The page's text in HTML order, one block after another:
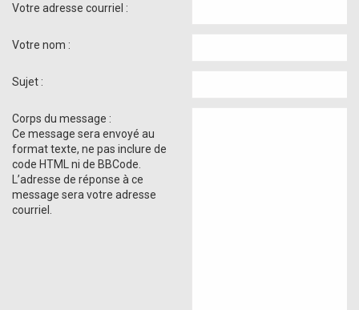
Votre adresse courriel :
Votre nom :
Sujet :
Corps du message :
Ce message sera envoyé au
format texte, ne pas inclure de
code HTML ni de BBCode.
L’adresse de réponse à ce
message sera votre adresse
courriel.